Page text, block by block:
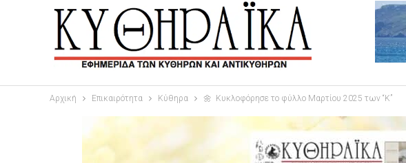
Αρχική Επικαιρότητα Κύθηρα 🌼 Κυκλοφόρησε το φύλλο Μαρτίου 2025 των “Κ”